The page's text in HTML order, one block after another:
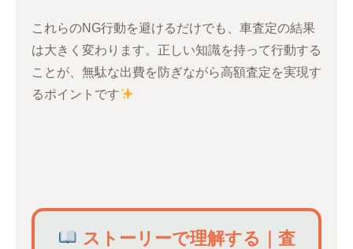
これらのNG行動を避けるだけでも、車査定の結果
は大きく変わります。正しい知識を持って行動する
ことが、無駄な出費を防ぎながら高額査定を実現す
るポイントです
ストーリーで理解する｜査